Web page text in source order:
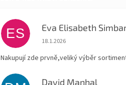
ES Eva Elisabeth
Hodnocení obchodu je 5 z 5
18.1.2026
Nakupují zde prvně,veliký výběr
David Manhal